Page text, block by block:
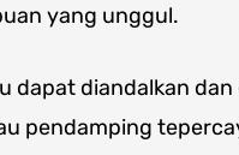
yang unggul.
dapat diandalkan
pendamping